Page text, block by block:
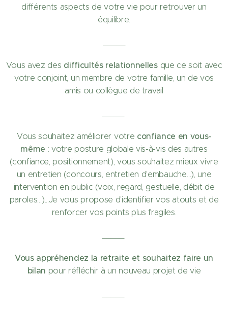
différents aspects de votre vie pour retrouver un
équilibre.
Vous avez des difficultés relationnellesque ce soit avec
votre conjoint, un membre de votre famille, un de vos
amis ou collègue de travail
Vous souhaitez améliorer votre confiance en vous-
même : votre posture globale vis-à-vis des autres
(confiance, positionnement), vous souhaitez mieux vivre
un entretien (concours, entretien d'embauche…), une
intervention en public (voix, regard, gestuelle, débit de
paroles…)...Je vous propose d'identifier vos atouts et de
renforcer vos points plus fragiles.
Vous appréhendez la retraite et souhaitez faire un
bilan pour réfléchir à un nouveau projet de vie